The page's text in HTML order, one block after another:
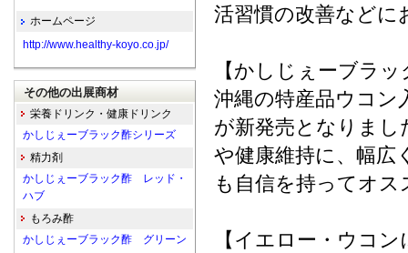
活習慣の改善などに
【かしじぇーブラ
沖縄の特産品ウコン
が新発売となりま
や健康維持に、幅広
も自信を持ってオス
【イエロー・ウコ
ホームページ
http://www.healthy-koyo.co.jp/
その他の出展商材
栄養ドリンク・健康ドリンク
かしじぇーブラック酢シリーズ
精力剤
かしじぇーブラック酢 レッド・
ハブ
もろみ酢
かしじぇーブラック酢 グリーン